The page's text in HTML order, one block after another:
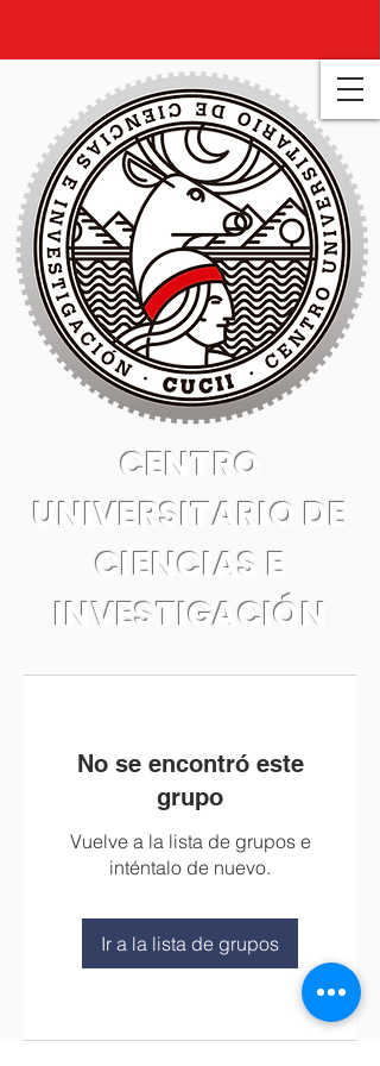
CENTRO
UNIVERSITARIO DE
CIENCIAS E
INVESTIGACIÓN
No se encontró este
grupo
Vuelve a la lista de grupos e
inténtalo de nuevo.
Ir a la lista de grupos